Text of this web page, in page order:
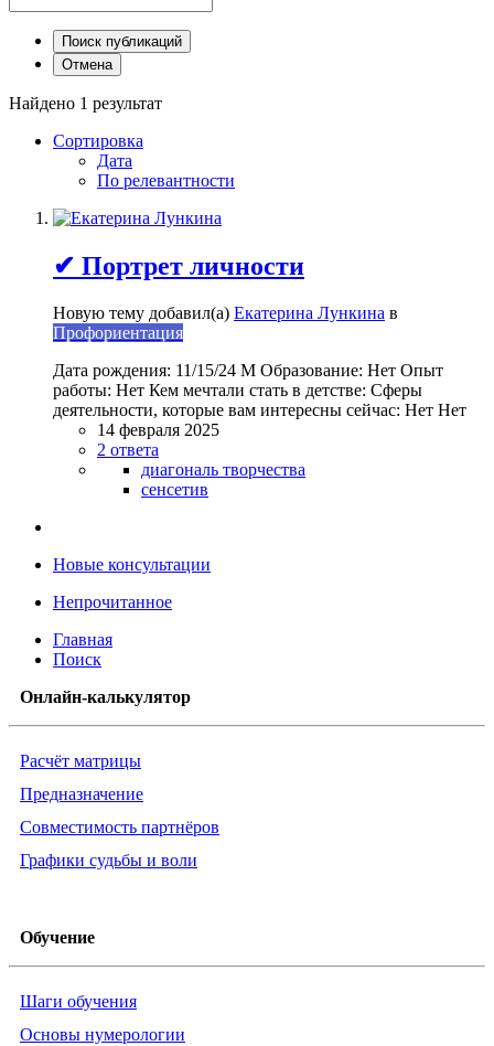
Поиск публикаций
Отмена
Найдено 1 результат
Сортировка
Дата
По релевантности
✔ Портрет личности
Новую тему добавил(а) Екатерина Лункина в
Профориентация
Дата рождения: 11/15/24 М Образование: Нет Опыт
работы: Нет Кем мечтали стать в детстве: Сферы
деятельности, которые вам интересны сейчас: Нет Нет
14 февраля 2025
2 ответа
диагональ творчества
сенсетив
Новые консультации
Непрочитанное
Главная
Поиск
Онлайн-калькулятор
Расчёт матрицы
Предназначение
Совместимость партнёров
Графики судьбы и воли
Обучение
Шаги обучения
Основы нумерологии